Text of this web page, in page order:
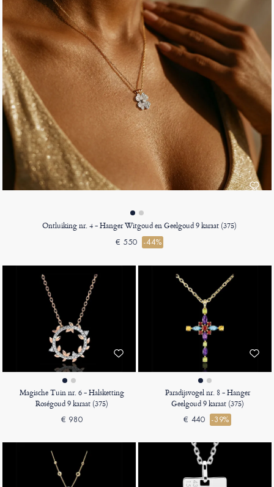
Ontluiking nr. 4 - Hanger Witgoud en Geelgoud 9 karaat (375)
€ 550 -44%
Magische Tuin nr. 6 - Halsketting
Roségoud 9 karaat (375)
€ 980
Paradijsvogel nr. 8 - Hanger
Geelgoud 9 karaat (375)
€ 440 -39%